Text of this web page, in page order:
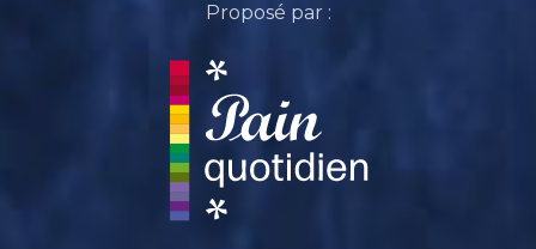
Proposé par :